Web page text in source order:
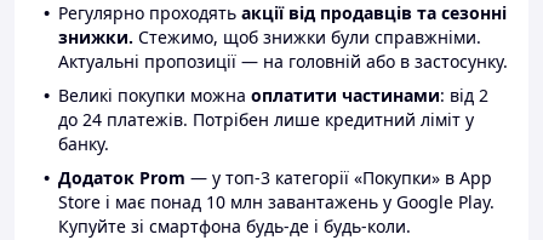
Регулярно проходять акції від продавців та сезонні
знижки. Стежимо, щоб знижки були справжніми.
Актуальні пропозиції — на головній або в застосунку.
Великі покупки можна оплатити частинами: від 2
до 24 платежів. Потрібен лише кредитний ліміт у
банку.
Додаток Prom — у топ-3 категорії «Покупки» в App
Store і має понад 10 млн завантажень у Google Play.
Купуйте зі смартфона будь-де і будь-коли.